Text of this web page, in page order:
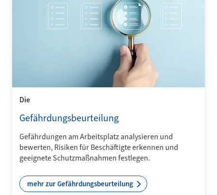
Die
Gefährdungsbeurteilung
Gefährdungen am Arbeitsplatz analysieren und
bewerten, Risiken für Beschäftigte erkennen und
geeignete Schutzmaßnahmen festlegen.
mehr zur Gefährdungsbeurteilung